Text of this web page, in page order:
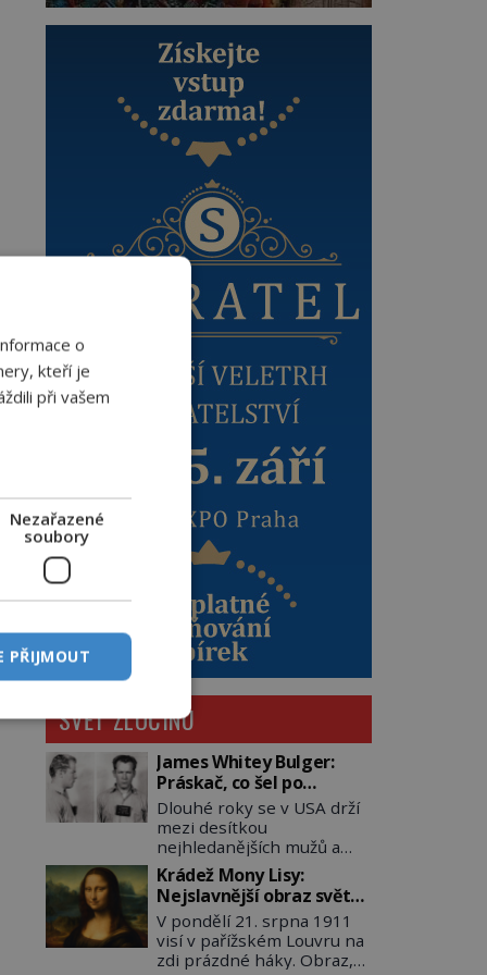
SVĚT ZLOČINU
James Whitey Bulger:
Práskač, co šel po
práskačích
Dlouhé roky se v USA drží
mezi desítkou
nejhledanějších mužů a
dopracuje to až na číslo
dvě – hned po Usámovi bin
Ládinovi (1957–2011). To je
James „Whitey“ Bulger
(1929–2018) viněný ze
spoluúčasti na 19
Krádež Mony Lisy:
Nejslavnější obraz světa
zůstane dva roky
nezvěstný
V pondělí 21. srpna 1911
visí v pařížském Louvru na
zdi prázdné háky. Obraz,
o
kteří je
při vašem
Nezařazené
soubory
PŘIJMOUT